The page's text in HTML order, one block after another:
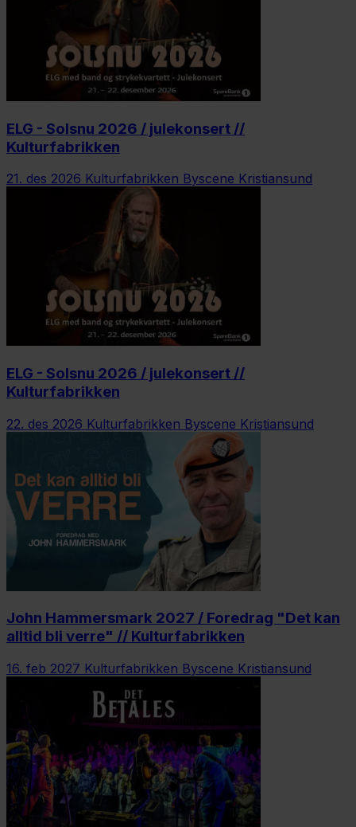
ELG - Solsnu 2026 / julekonsert //
Kulturfabrikken
21. des 2026 Kulturfabrikken Byscene Kristiansund
ELG - Solsnu 2026 / julekonsert //
Kulturfabrikken
22. des 2026 Kulturfabrikken Byscene Kristiansund
John Hammersmark 2027 / Foredrag "Det kan
alltid bli verre" // Kulturfabrikken
16. feb 2027 Kulturfabrikken Byscene Kristiansund